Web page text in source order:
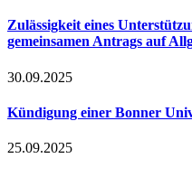
Zulässigkeit eines
gemeinsamen Antrags auf
30.09.2025
Kündigung einer Bonner
25.09.2025